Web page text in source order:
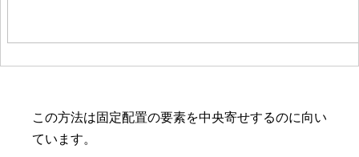
この方法は固定配置の要素を中央寄せするのに向い
ています。